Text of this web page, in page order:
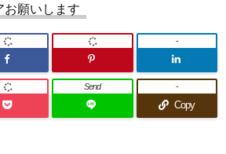
お願いします
-
Send
Copy
-